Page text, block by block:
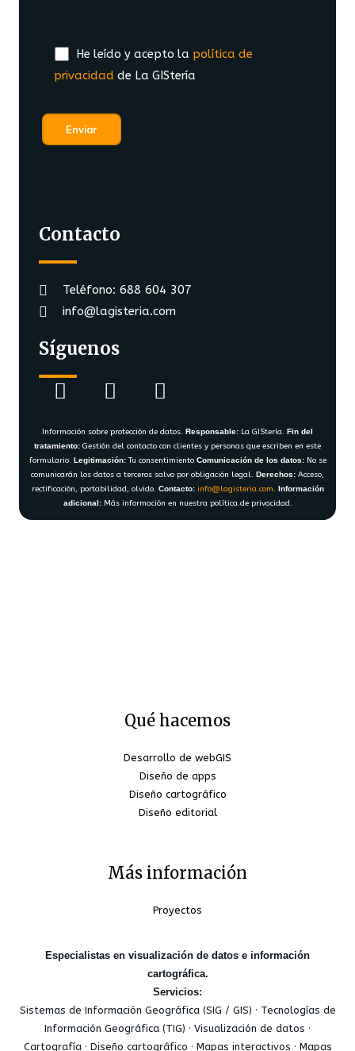
He leído y acepto la política de
privacidad de La GIStería
Contacto
Teléfono: 688 604 307
info@lagisteria.com
Síguenos
Información sobre protección de datos. Responsable: La GIStería. Fin del
tratamiento: Gestión del contacto con clientes y personas que escriben en este
formulario. Legitimación:Tu consentimiento Comunicación de los datos:No se
comunicarán los datos a terceros salvo por obligación legal. Derechos: Acceso,
rectificación, portabilidad, olvido. Contacto: info@lagisteria.com. Información
adicional:Más información en nuestra política de privacidad.
Qué hacemos
Desarrollo de webGIS
Diseño de apps
Diseño cartográfico
Diseño editorial
Más información
Proyectos
Especialistas en visualización de datos e información
cartográfica.
Servicios:
Sistemas de Información Geográfica (SIG / GIS) · Tecnologías de
Información Geográfica (TIG) · Visualización de datos ·
Cartografía · Diseño cartográfico · Mapas interactivos · Mapas